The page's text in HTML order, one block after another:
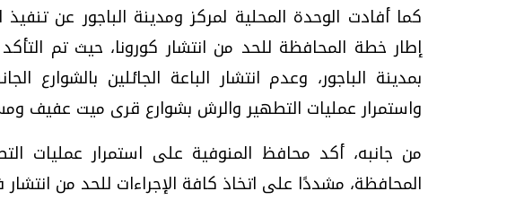
كما أفادت الوحدة المحلية لمركز ومدينة الباجور عن تنفيذ
إطار خطة المحافظة للحد من انتشار كورونا، حيث تم
بمدينة الباجور، وعدم انتشار الباعة الجائلين بالشوارع
واستمرار عمليات التطهير والرش بشوارع قرى ميت عفيف
من جانبه، أكد محافظ المنوفية على استمرار عمليات
المحافظة، مشددًا على اتخاذ كافة الإجراءات للحد من
وتحديات هائلة
الخميس، 30 يوليو 2026 01:09 م